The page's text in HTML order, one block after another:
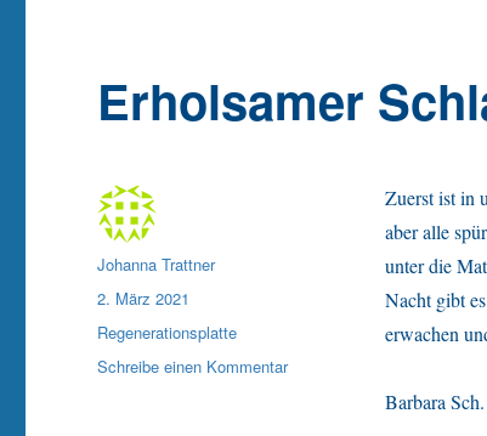
Erholsamer
Zuerst ist in
aber alle
unter die
Nacht gibt
erwachen
Barbara Sch.
Autor
Johanna Trattner
Veröffentlicht
am
2. März 2021
Kategorien
Regenerationsplatte
Schreibe einen Kommentarzu